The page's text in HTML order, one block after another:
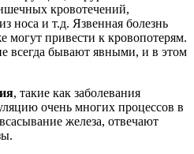
кровотечений,
носа и т.д. Язвенная болезнь
могут привести к кровопотерям.
всегда бывают явными, и в этом
, такие как заболевания
очень многих процессов в
железа, отвечают